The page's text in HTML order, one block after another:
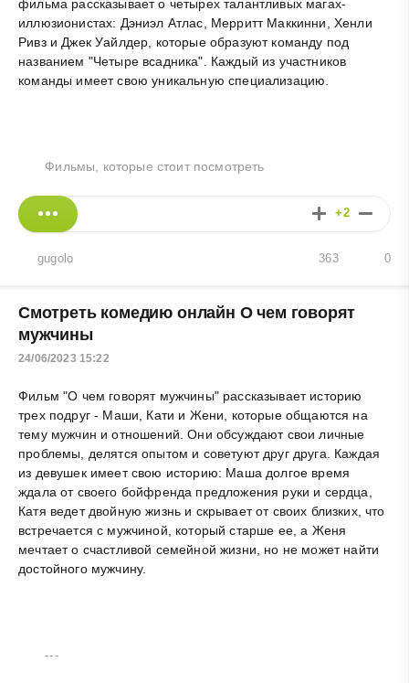
фильма рассказывает о четырех талантливых магах-
иллюзионистах: Дэниэл Атлас, Мерритт Маккинни, Хенли
Ривз и Джек Уайлдер, которые образуют команду под
названием "Четыре всадника". Каждый из участников
команды имеет свою уникальную специализацию.
Фильмы, которые стоит посмотреть
+2
gugolo 0
363
Смотреть комедию онлайн О чем говорят
мужчины
24/06/2023 15:22
Фильм "О чем говорят мужчины" рассказывает историю
трех подруг - Маши, Кати и Жени, которые общаются на
тему мужчин и отношений. Они обсуждают свои личные
проблемы, делятся опытом и советуют друг друга. Каждая
из девушек имеет свою историю: Маша долгое время
ждала от своего бойфренда предложения руки и сердца,
Катя ведет двойную жизнь и скрывает от своих близких, что
встречается с мужчиной, который старше ее, а Женя
мечтает о счастливой семейной жизни, но не может найти
достойного мужчину.
---